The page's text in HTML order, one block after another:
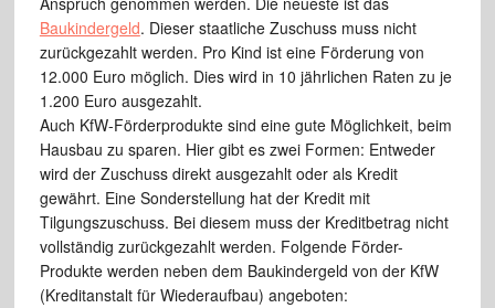
Baukindergeld. Dieser staatliche Zuschuss muss nicht
zurückgezahlt werden. Pro Kind ist eine Förderung von
12.000 Euro möglich. Dies wird in 10 jährlichen Raten zu je
1.200 Euro ausgezahlt.
Auch KfW-Förderprodukte sind eine gute Möglichkeit, beim
Hausbau zu sparen. Hier gibt es zwei Formen: Entweder
wird der Zuschuss direkt ausgezahlt oder als Kredit
gewährt. Eine Sonderstellung hat der Kredit mit
Tilgungszuschuss. Bei diesem muss der Kreditbetrag nicht
vollständig zurückgezahlt werden. Folgende Förder-
Produkte werden neben dem Baukindergeld von der KfW
(Kreditanstalt für Wiederaufbau) angeboten: